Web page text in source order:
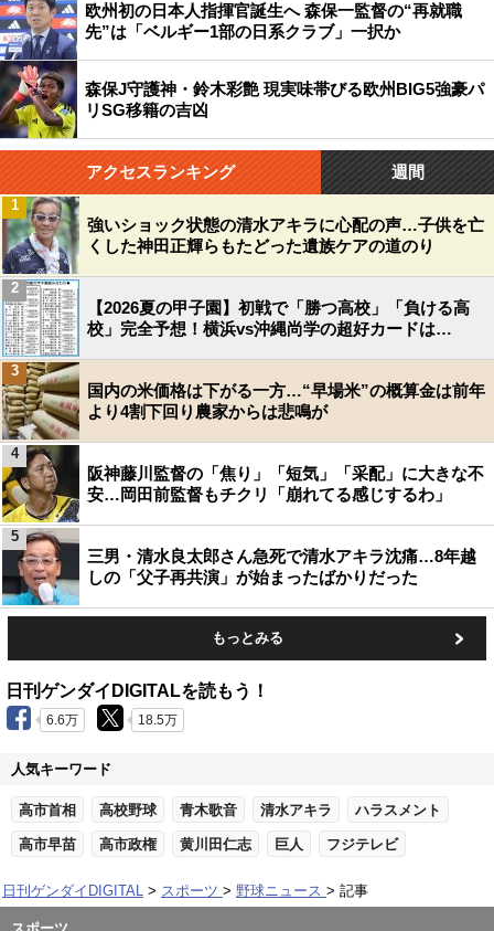
欧州初の日本人指揮官誕生へ 森保一監督の“再就職
先”は「ベルギー1部の日系クラブ」一択か
森保J守護神・鈴木彩艶 現実味帯びる欧州BIG5強豪パ
リSG移籍の吉凶
アクセスランキング 週間
強いショック状態の清水アキラに心配の声…子供を亡
くした神田正輝らもたどった遺族ケアの道のり
1
【2026夏の甲子園】初戦で「勝つ高校」「負ける高
校」完全予想！横浜vs沖縄尚学の超好カードは…
2
国内の米価格は下がる一方…“早場米”の概算金は前年
より4割下回り農家からは悲鳴が
3
阪神藤川監督の「焦り」「短気」「采配」に大きな不
安…岡田前監督もチクリ「崩れてる感じするわ」
4
三男・清水良太郎さん急死で清水アキラ沈痛…8年越
しの「父子再共演」が始まったばかりだった
5
もっとみる
日刊ゲンダイDIGITALを読もう！
6.6万 18.5万
人気キーワード
高市首相 高校野球 青木歌音 清水アキラ ハラスメント
高市早苗 高市政権 黄川田仁志 巨人 フジテレビ
日刊ゲンダイDIGITAL スポーツ 野球ニュース 記事